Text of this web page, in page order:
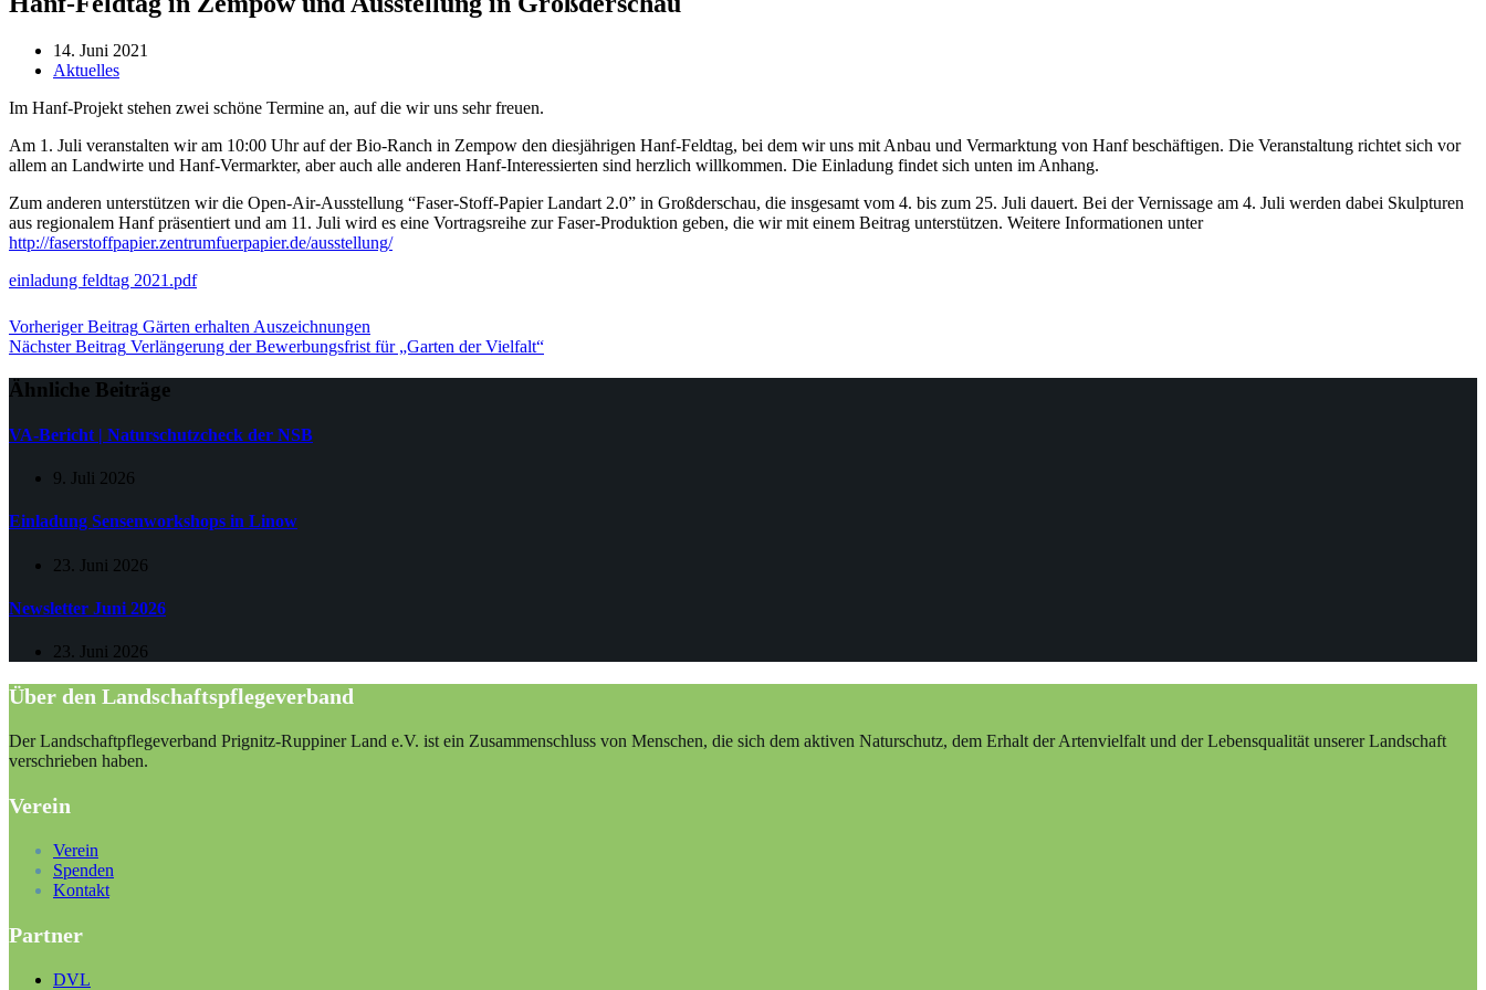
14. Juni 2021
Aktuelles
Im Hanf-Projekt stehen zwei schöne Termine an, auf die wir uns sehr freuen.
Am 1. Juli veranstalten wir am 10:00 Uhr auf der Bio-Ranch in Zempow den diesjährigen Hanf-Feldtag, bei dem wir uns mit Anbau und Vermarktung von Hanf beschäftigen. Die Veranstaltung richtet sich vor
allem an Landwirte und Hanf-Vermarkter, aber auch alle anderen Hanf-Interessierten sind herzlich willkommen. Die Einladung findet sich unten im Anhang.
Zum anderen unterstützen wir die Open-Air-Ausstellung “Faser-Stoff-Papier Landart 2.0” in Großderschau, die insgesamt vom 4. bis zum 25. Juli dauert. Bei der Vernissage am 4. Juli werden dabei Skulpturen
aus regionalem Hanf präsentiert und am 11. Juli wird es eine Vortragsreihe zur Faser-Produktion geben, die wir mit einem Beitrag unterstützen. Weitere Informationen unter
http://faserstoffpapier.zentrumfuerpapier.de/ausstellung/
einladung feldtag 2021.pdf
VorherigerBeitrag Gärten erhalten Auszeichnungen
NächsterBeitrag Verlängerung der Bewerbungsfrist für „Garten der Vielfalt“
Ähnliche Beiträge
VA-Bericht | Naturschutzcheck der NSB
9. Juli 2026
Einladung Sensenworkshops in Linow
23. Juni 2026
Newsletter Juni 2026
23. Juni 2026
Über den Landschaftspflegeverband
Der Landschaftpflegeverband Prignitz-Ruppiner Land e.V. ist ein Zusammenschluss von Menschen, die sich dem aktiven Naturschutz, dem Erhalt der Artenvielfalt und der Lebensqualität unserer Landschaft
verschrieben haben.
Verein
Verein
Spenden
Kontakt
Partner
DVL